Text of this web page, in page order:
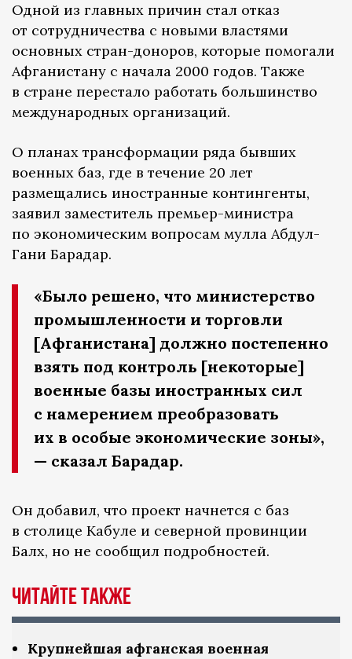
Одной из главных причин стал отказ
от сотрудничества с новыми властями
основных стран-доноров, которые помогали
Афганистану с начала 2000 годов. Также
в стране перестало работать большинство
международных организаций.
О планах трансформации ряда бывших
военных баз, где в течение 20 лет
размещались иностранные контингенты,
заявил заместитель премьер-министра
по экономическим вопросам мулла Абдул-
Гани Барадар.
«Было решено, что министерство
промышленности и торговли
[Афганистана] должно постепенно
взять под контроль [некоторые]
военные базы иностранных сил
с намерением преобразовать
их в особые экономические зоны»,
— сказал Барадар.
Он добавил, что проект начнется с баз
в столице Кабуле и северной провинции
Балх, но не сообщил подробностей.
Читайте также
Крупнейшая афганская военная